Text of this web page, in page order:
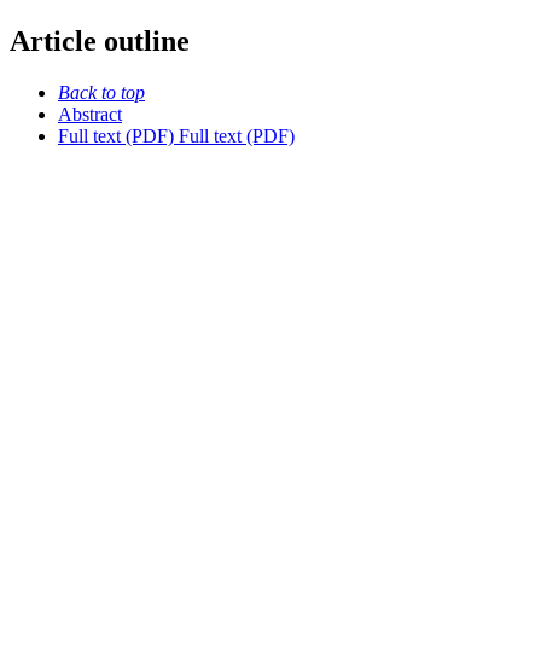
Article outline
Back to top
Abstract
Full text (PDF) Full text (PDF)